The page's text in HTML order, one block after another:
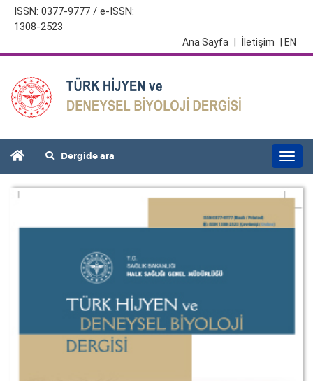
ISSN: 0377-9777 / e-ISSN:
1308-2523
| EN
İletişim
Ana Sayfa
Dergide ara